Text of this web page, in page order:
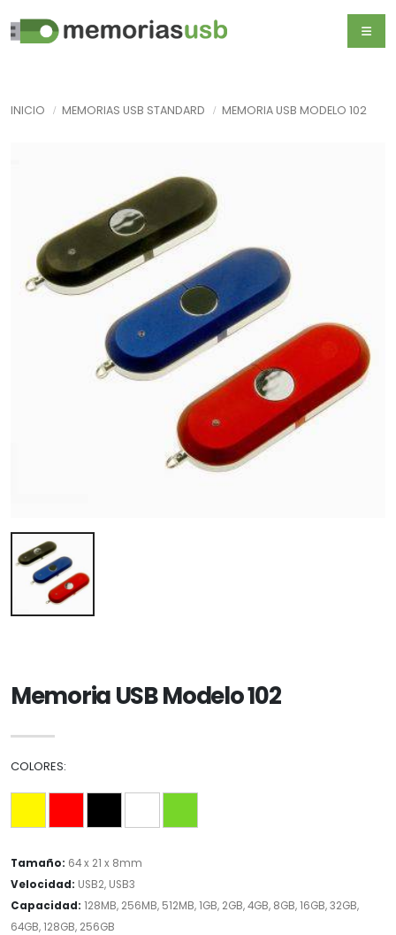
INICIO MEMORIAS USB STANDARD MEMORIA USB MODELO 102
Memoria USB Modelo 102
COLORES:
Tamaño: 64 x 21 x 8mm
Velocidad: USB2, USB3
Capacidad: 128MB, 256MB, 512MB, 1GB, 2GB, 4GB, 8GB, 16GB, 32GB,
64GB, 128GB, 256GB